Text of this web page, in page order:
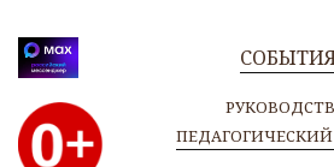
ПЕДАГОГИЧЕСКИЙ